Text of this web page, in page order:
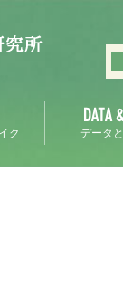
ク データ